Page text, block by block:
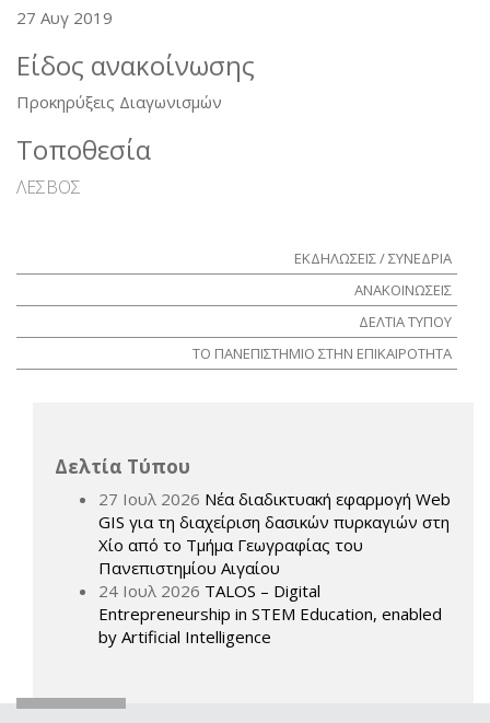
27 Αυγ 2019
Είδος ανακοίνωσης
Προκηρύξεις Διαγωνισμών
Τοποθεσία
ΛΕΣΒΟΣ
ΕΚΔΗΛΩΣΕΙΣ / ΣΥΝΕΔΡΙΑ
ΑΝΑΚΟΙΝΩΣΕΙΣ
ΔΕΛΤΙΑ ΤΥΠΟΥ
ΤΟ ΠΑΝΕΠΙΣΤΗΜΙΟ ΣΤΗΝ ΕΠΙΚΑΙΡΟΤΗΤΑ
Δελτία Τύπου
27 Ιουλ 2026 Νέα διαδικτυακή εφαρμογή Web
GIS για τη διαχείριση δασικών πυρκαγιών στη
Χίο από το Τμήμα Γεωγραφίας του
Πανεπιστημίου Αιγαίου
24 Ιουλ 2026 TALOS – Digital
Entrepreneurship in STEM Education, enabled
by Artificial Intelligence